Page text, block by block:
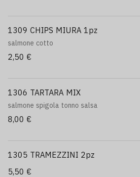
1309 CHIPS MIURA 1pz
salmone cotto
2,50 €
1306 TARTARA MIX
salmone spigola tonno salsa
8,00 €
1305 TRAMEZZINI 2pz
5,50 €